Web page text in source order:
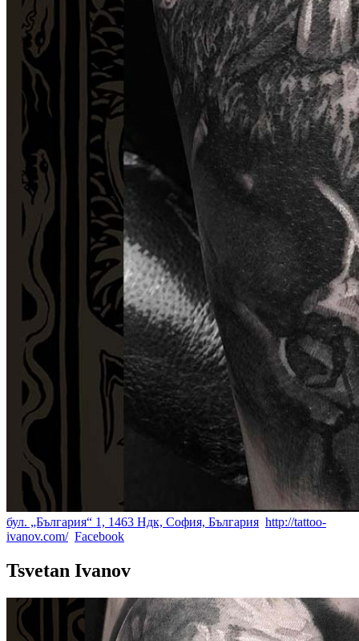
бул. „България“ 1, 1463 Ндк, София, България http://tattoo-
ivanov.com/ Facebook
Tsvetan Ivanov